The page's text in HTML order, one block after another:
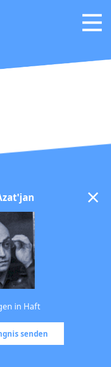
in Haft
senden